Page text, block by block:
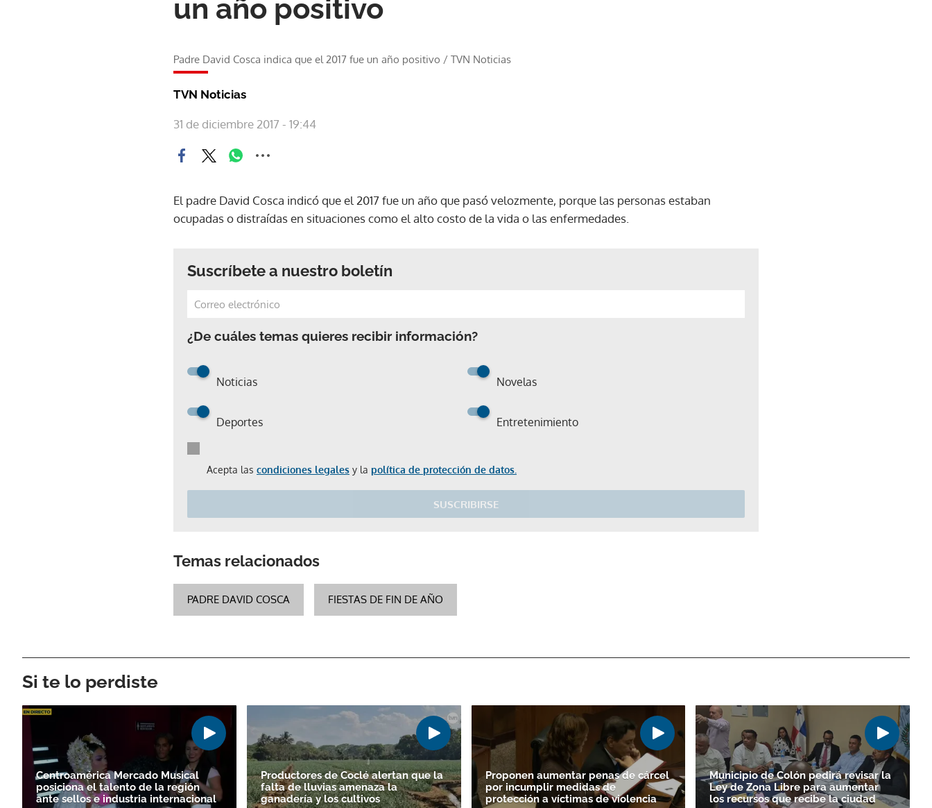
un año positivo
Padre David Cosca indica que el 2017 fue un año positivo / TVN Noticias
TVN Noticias
31 de diciembre 2017 - 19:44
El padre David Cosca indicó que el 2017 fue un año que pasó velozmente, porque las personas estaban
ocupadas o distraídas en situaciones como el alto costo de la vida o las enfermedades.
Suscríbete a nuestro boletín
¿De cuáles temas quieres recibir información?
Noticias Novelas
Deportes Entretenimiento
Acepta las condiciones legales y la política de protección de datos.
SUSCRIBIRSE
Temas relacionados
PADRE DAVID COSCA FIESTAS DE FIN DE AÑO
Si te lo perdiste
Centroamérica Mercado Musical
posiciona el talento de la región
ante sellos e industria internacional
Productores de Coclé alertan que la
falta de lluvias amenaza la
ganadería y los cultivos
Proponen aumentar penas de cárcel
por incumplir medidas de
protección a víctimas de violencia
Municipio de Colón pedirá revisar la
Ley de Zona Libre para aumentar
los recursos que recibe la ciudad